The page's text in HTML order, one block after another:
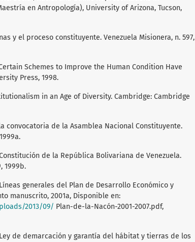
en Antropología), University of Arizona, Tucson,
y el proceso constituyente. Venezuela Misionera, n. 597,
Certain Schemes to Improve the Human Condition Have
Press, 1998.
in an Age of Diversity. Cambridge: Cambridge
convocatoria de la Asamblea Nacional Constituyente.
de la República Bolivariana de Venezuela.
1999b.
generales del Plan de Desarrollo Económico y
manuscrito, 2001a, Disponible en:
2013/09/ Plan-de-la-Nacón-2001-2007.pdf,
de demarcación y garantía del hábitat y tierras de los